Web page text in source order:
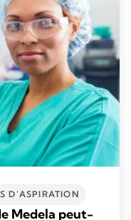
D'ASPIRATION
Medela peut-